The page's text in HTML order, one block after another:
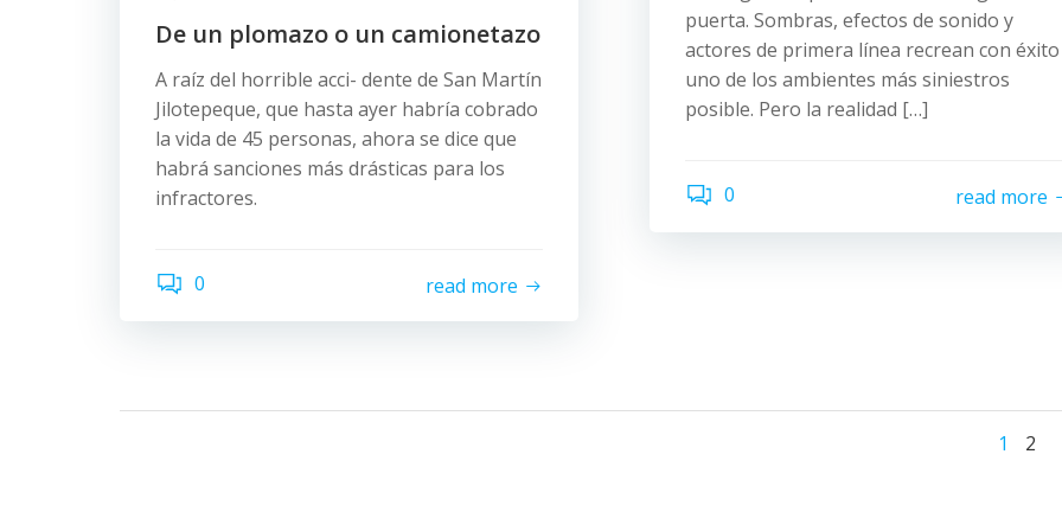
puerta. Sombras, efectos de sonido y
actores de primera línea recrean con éxito
uno de los ambientes más siniestros
posible. Pero la realidad […]
0 read more
De un plomazo o un camionetazo
A raíz del horrible acci- dente de San Martín
Jilotepeque, que hasta ayer habría cobrado
la vida de 45 personas, ahora se dice que
habrá sanciones más drásticas para los
infractores.
0 read more
Page
1 2